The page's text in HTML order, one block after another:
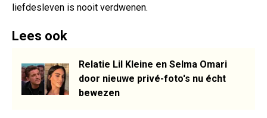
liefdesleven is nooit verdwenen.
Lees ook
Relatie Lil Kleine en Selma Omari
door nieuwe privé-foto's nu écht
bewezen